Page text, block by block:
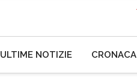
ULTIME NOTIZIE CRONACA